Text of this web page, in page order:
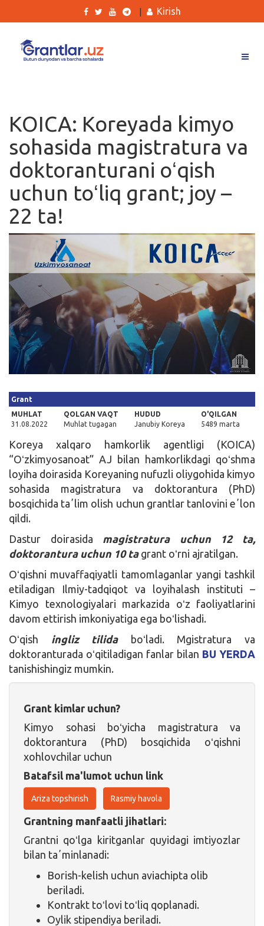
Ishlar
Kurslar
Blog
Yana
Qidirish
Kirish
Kirish
KOICA: Koreyada kimyo
sohasida magistratura va
doktoranturani oʻqish
uchun toʻliq grant; joy –
22 ta!
Grant
MUHLAT
31.08.2022
QOLGAN VAQT
Muhlat tugagan
HUDUD
Janubiy Koreya
O'QILGAN
5489 marta
Koreya xalqaro hamkorlik agentligi (KOICA)
“Oʻzkimyosanoat” AJ bilan hamkorlikdagi qoʻshma
loyiha doirasida Koreyaning nufuzli oliygohida kimyo
sohasida magistratura va doktorantura (PhD)
bosqichida taʼlim olish uchun grantlar tanlovini eʼlon
qildi.
Dastur doirasida magistratura uchun 12 ta,
doktorantura uchun 10 ta grant oʻrni ajratilgan.
Oʻqishni muvaffaqiyatli tamomlaganlar yangi tashkil
etiladigan Ilmiy-tadqiqot va loyihalash instituti –
Kimyo texnologiyalari markazida oʻz faoliyatlarini
davom ettirish imkoniyatiga ega boʻlishadi.
Oʻqish
ingliz tilida
boʻladi. Mgistratura va
doktoranturada oʻqitiladigan fanlar bilan BU YERDA
tanishishingiz mumkin.
Grant kimlar uchun?
Kimyo sohasi boʻyicha magistratura va
doktorantura (PhD) bosqichida oʻqishni
xohlovchilar uchun
Batafsil ma'lumot uchun link
Ariza topshirish Rasmiy havola
Grantning manfaatli jihatlari:
Grantni qoʻlga kiritganlar quyidagi imtiyozlar
bilan taʼminlanadi:
Borish-kelish uchun aviachipta olib
beriladi.
Kontrakt toʻlovi toʻliq qoplanadi.
Oylik stipendiya beriladi.